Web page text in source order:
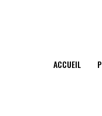
ACCUEIL